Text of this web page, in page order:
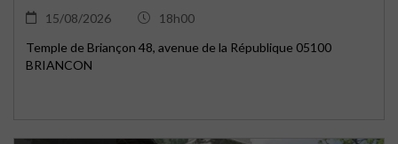
15/08/2026
18h00
Temple de Briançon 48, avenue de la République 05100
BRIANCON